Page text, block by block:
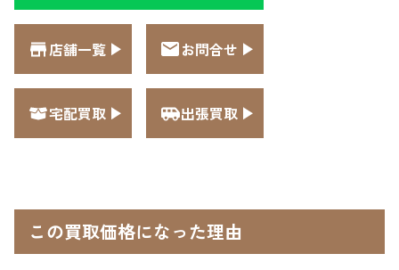
店舗一覧 お問合せ
宅配買取 出張買取
この買取価格になった理由